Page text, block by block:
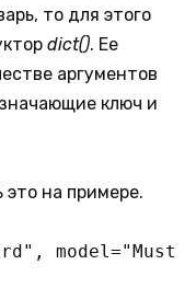
то для этого
dict(). Ее
аргументов
ключ и
на примере.